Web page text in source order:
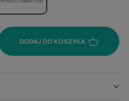
DODAJ DO KOSZYKA